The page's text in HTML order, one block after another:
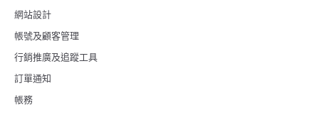
網站設計
帳號及顧客管理
行銷推廣及追蹤工具
訂單通知
帳務